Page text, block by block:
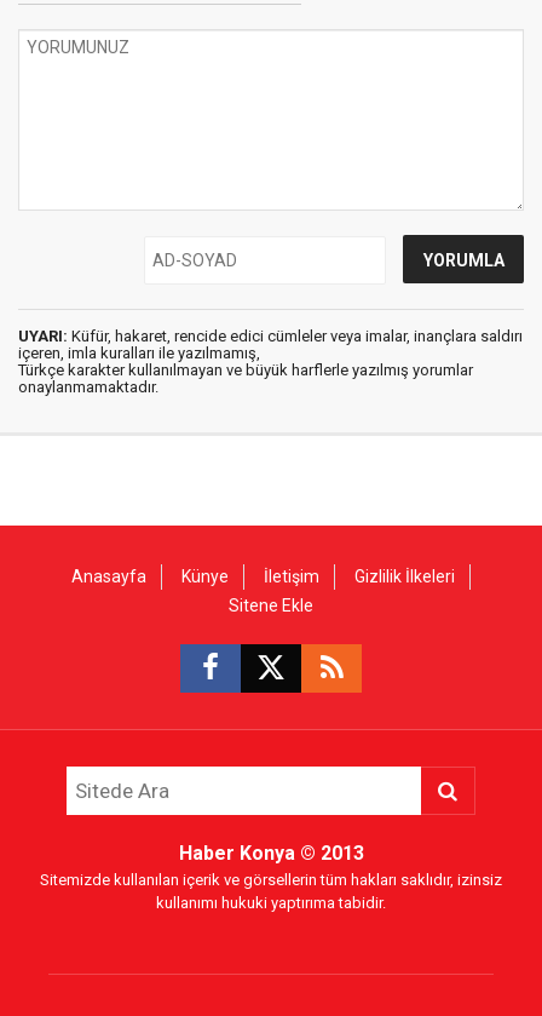
UYARI: Küfür, hakaret, rencide edici cümleler veya imalar, inançlara saldırı
içeren, imla kuralları ile yazılmamış,
Türkçe karakter kullanılmayan ve büyük harflerle yazılmış yorumlar
onaylanmamaktadır.
Anasayfa Künye İletişim
Gizlilik İlkeleri
Sitene Ekle
Haber Konya© 2013
Sitemizde kullanılan içerik ve görsellerin tüm hakları saklıdır, izinsiz
kullanımı hukuki yaptırıma tabidir.